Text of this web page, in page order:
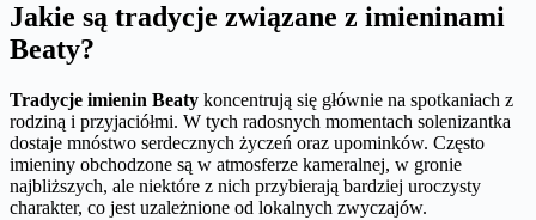
Jakie są tradycje związane z imieninami
Beaty?
Tradycje imienin Beaty koncentrują się głównie na spotkaniach z
rodziną i przyjaciółmi. W tych radosnych momentach solenizantka
dostaje mnóstwo serdecznych życzeń oraz upominków. Często
imieniny obchodzone są w atmosferze kameralnej, w gronie
najbliższych, ale niektóre z nich przybierają bardziej uroczysty
charakter, co jest uzależnione od lokalnych zwyczajów.